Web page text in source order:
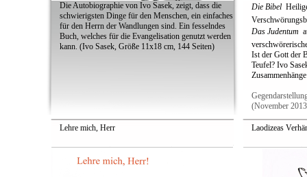
Die Autobiographie von Ivo Sasek, zeigt, dass die
schwierigsten Dinge für den Menschen, ein einfaches
für den Herrn der Wandlungen sind. Ein fesselndes
Buch, welches für die Evangelisation genutzt werden
kann. (Ivo Sasek, Größe 11x18 cm, 144 Seiten)
Die Bibel
Das Judentum
Ist der Gott der
Teufel? Ivo
(November
Lehre mich, Herr Laodizeas